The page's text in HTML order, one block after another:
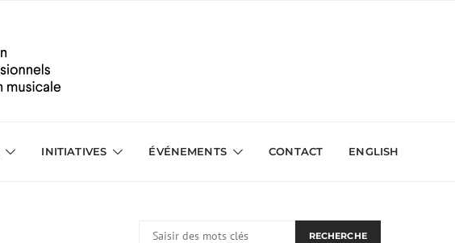
INITIATIVES ÉVÉNEMENTS CONTACT ENGLISH
RECHERCHE